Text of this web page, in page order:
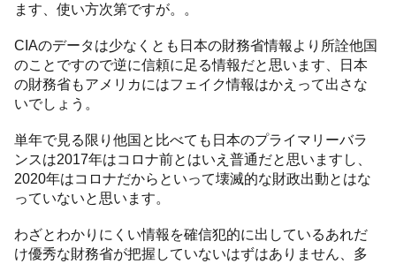
ます、使い方次第ですが。。
CIAのデータは少なくとも日本の財務省情報より所詮他国
のことですので逆に信頼に足る情報だと思います、日本
の財務省もアメリカにはフェイク情報はかえって出さな
いでしょう。
単年で見る限り他国と比べても日本のプライマリーバラ
ンスは2017年はコロナ前とはいえ普通だと思いますし、
2020年はコロナだからといって壊滅的な財政出動とはな
っていないと思います。
わざとわかりにくい情報を確信犯的に出しているあれだ
け優秀な財務省が把握していないはずはありません、多